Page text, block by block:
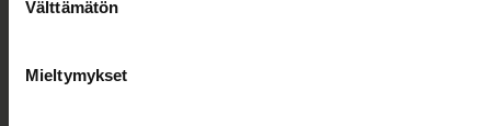
valinta
Välttämätön
Mieltymykset